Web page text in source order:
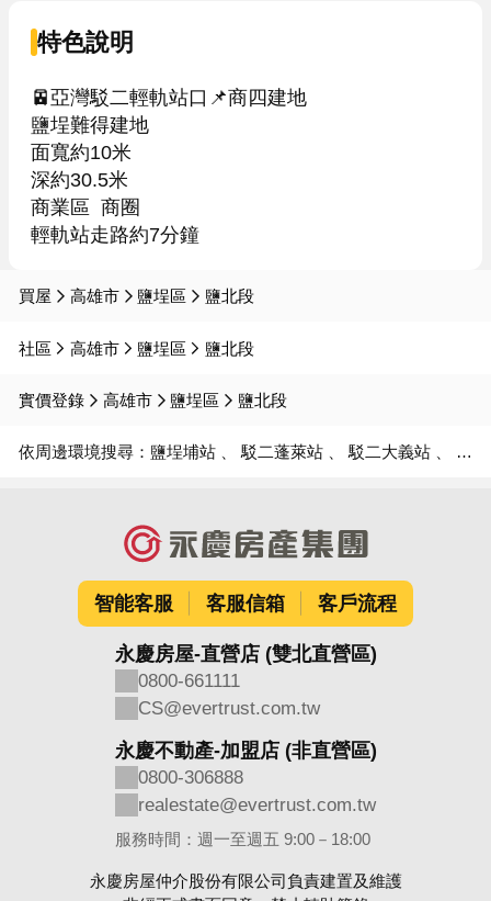
特色說明
🚈亞灣駁二輕軌站口📌商四建地
鹽埕難得建地
面寬約10米
深約30.5米
商業區  商圈
輕軌站走路約7分鐘
買屋 高雄市 鹽埕區 鹽北段
社區 高雄市 鹽埕區 鹽北段
實價登錄 高雄市 鹽埕區 鹽北段
依周邊環境搜尋： 鹽埕埔站 駁二蓬萊站 駁二大義站
智能客服 客服信箱 客戶流程
永慶房屋-直營店 (雙北直營區)
0800-661111
CS@evertrust.com.tw
永慶不動產-加盟店 (非直營區)
0800-306888
realestate@evertrust.com.tw
服務時間：週一至週五 9:00－18:00
永慶房屋仲介股份有限公司負責建置及維護